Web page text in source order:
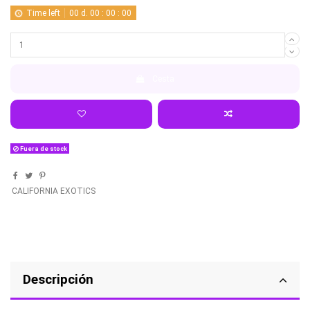
Time left 00 d. 00 :00 :00
Fuera de stock
CALIFORNIA EXOTICS
Descripción